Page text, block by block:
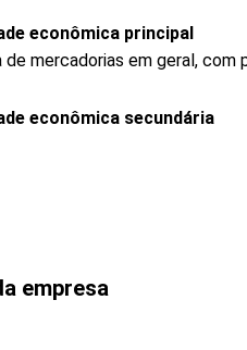
econômica principal
mercadorias em geral,
econômica secundária
empresa